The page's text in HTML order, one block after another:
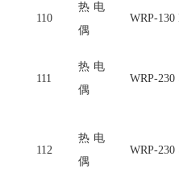
110
热电
偶
WRP-130
111
热电
偶
WRP-
112
热电
偶
WRP-